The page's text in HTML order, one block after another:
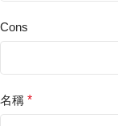
Cons
名稱 *